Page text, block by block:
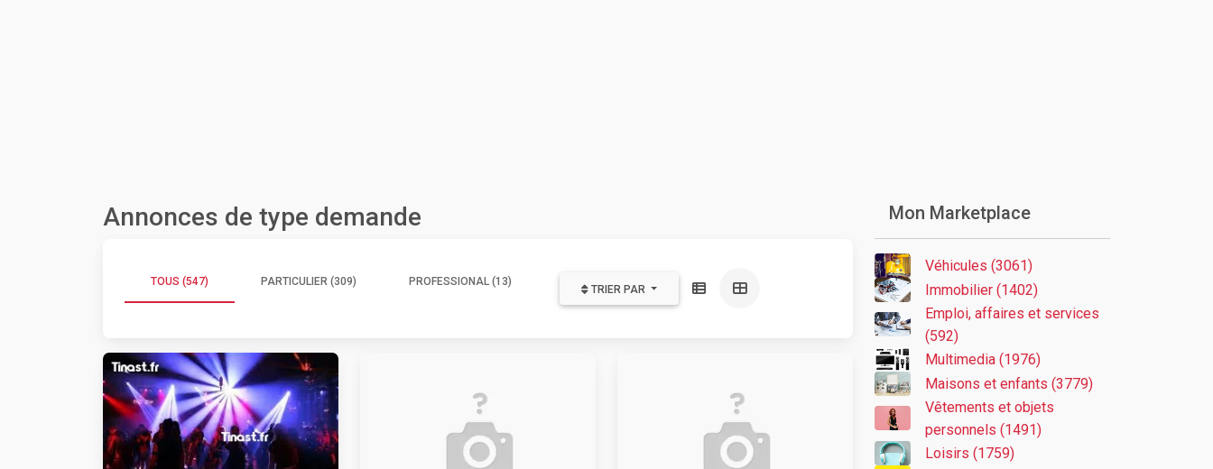
Annonces de type demande
TOUS (547) PARTICULIER (309) PROFESSIONAL (13)
TRIER PAR
Mon Marketplace
Véhicules (3061)
Immobilier (1402)
Emploi, affaires et services
(592)
Multimedia (1976)
Maisons et enfants (3779)
Vêtements et objets
personnels (1491)
Loisirs (1759)